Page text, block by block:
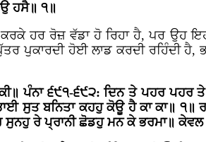
ਹਸੈ॥ ੧॥
ਹਰ ਰੋਜ਼ ਵੱਡਾ ਹੋ ਰਿਹਾ ਹੈ, ਪਰ ਉਹ
ਪੁਕਾਰਦੀ ਹੋਈ ਲਾਡ ਕਰਦੀ ਰਹਿੰਦੀ ਹੈ,
ਕੀ॥ ਪੰਨਾ ੬੯੧-੬੯੨: ਦਿਨ ਤੇ ਪਹਰ
ਸੁਤ ਬਨਿਤਾ ਕਹਹੁ ਕੋਊ ਹੈ ਕਾ ਕਾ॥
ਰੇ ਪ੍ਰਾਨੀ ਛੋਡਹੁ ਮਨ ਕੇ ਭਰਮਾ॥ ਕੇਵਲ